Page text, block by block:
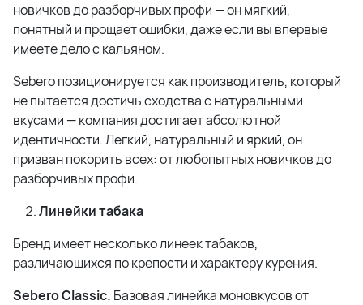
новичков до разборчивых профи — он мягкий,
понятный и прощает ошибки, даже если вы впервые
имеете дело с кальяном.
Sebero позиционируется как производитель, который
не пытается достичь сходства с натуральными
вкусами — компания достигает абсолютной
идентичности. Легкий, натуральный и яркий, он
призван покорить всех: от любопытных новичков до
разборчивых профи.
Линейки табака
Бренд имеет несколько линеек табаков,
различающихся по крепости и характеру курения.
Sebero Classic. Базовая линейка моновкусов от